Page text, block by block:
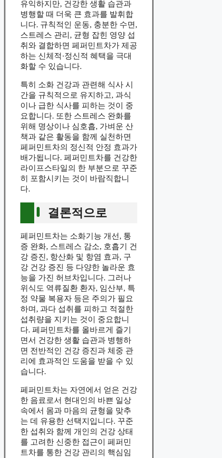
유익하지만, 건강한 생활 습관과
병행할 때 더욱 큰 효과를 발휘합
니다. 규칙적인 운동, 충분한 수면,
스트레스 관리, 균형 잡힌 영양 섭
취와 결합하면 페퍼민트차가 제공
하는 신체적·정신적 혜택을 극대
화할 수 있습니다.
특히 소화 건강과 관련해 식사 시
간을 규칙적으로 유지하고, 과식
이나 급한 식사를 피하는 것이 중
요합니다. 또한 스트레스 완화를
위해 명상이나 심호흡, 가벼운 산
책과 같은 활동을 함께 실천하면
페퍼민트차의 정신적 안정 효과가
배가됩니다. 페퍼민트차를 건강한
라이프스타일의 한 부분으로 꾸준
히 포함시키는 것이 바람직합니
다.
결론적으로
페퍼민트차는 소화기능 개선, 통
증 완화, 스트레스 감소, 호흡기 건
강 증진, 항산화 및 항염 효과, 구
강 건강 증진 등 다양한 놀라운 효
능을 가진 허브차입니다. 그러나
위식도 역류질환 환자, 임산부, 특
정 약물 복용자 등은 주의가 필요
하며, 과다 섭취를 피하고 적절한
섭취량을 지키는 것이 중요합니
다. 페퍼민트차를 올바르게 즐기
면서 건강한 생활 습관과 병행하
면 전반적인 건강 증진과 체중 관
리에 효과적인 도움을 받을 수 있
습니다.
페퍼민트차는 자연에서 얻은 건강
한 음료로서 현대인의 바쁜 일상
속에서 몸과 마음의 균형을 맞추
는 데 유용한 선택지입니다. 꾸준
한 섭취와 함께 개인의 건강 상태
를 고려한 신중한 접근이 페퍼민
트차를 통한 건강 관리의 핵심임